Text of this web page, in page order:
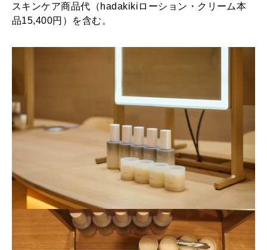
スキンケア商品代（hadakikiローション・クリーム本
品15,400円）を含む。